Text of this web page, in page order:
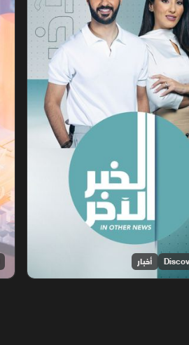
أخبار